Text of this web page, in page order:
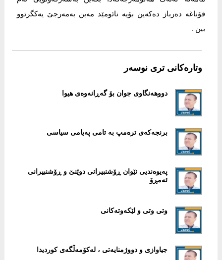
قۆناغە دەرباز دەکەین بۆیە نائومێد مەبن بەمەرجێ یەکگرتوو
بین .
وتارەکانی تری نوسەر
دووهەنگاوی جوان بۆ گەڕانەوەی هیوا
برنجەکەی ترەمپ بە تامی پەیامی سیاسی
پەیوەندیی نێوان ڕۆشنبیرانی دوێنێ و ڕۆشنبیرانی
ئەمڕۆ
وتی وتی و لێکەوتەکانی
جیاوازی و دووژمنایەتی ، لەکۆمەڵگەی کوردیدا